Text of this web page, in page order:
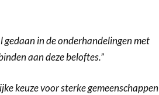
gedaan in de onderhandelingen met
aan deze beloftes.”
keuze voor sterke gemeenschappen